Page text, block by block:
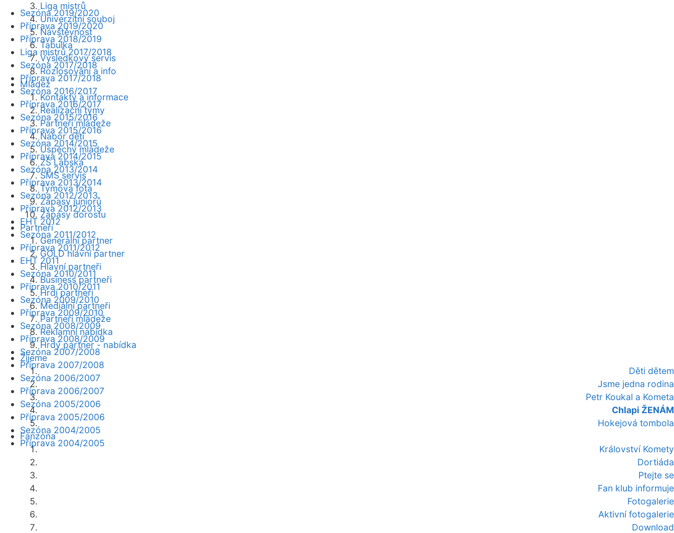
Liga mistrů
Univerzitní souboj
Návštěvnost
Tabulka
Výsledkový servis
Rozlosování a info
Mládež
Kontakty a informace
Realizační týmy
Partneři mládeže
Nábor dětí
Úspěchy mládeže
ZŠ Labská
SMS servis
Týmová fota
Zápasy juniorů
Zápasy dorostu
Partneři
Generální partner
GOLD hlavní partner
Hlavní partneři
Business partneři
Hrdí partneři
Mediální partneři
Partneři mládeže
Reklamní nabídka
Hrdý partner - nabídka
Žijeme
Děti dětem
Jsme jedna rodina
Petr Koukal a Kometa
Chlapi ŽENÁM
Hokejová tombola
Fanzóna
Království Komety
Dortiáda
Ptejte se
Fan klub informuje
Fotogalerie
Aktivní fotogalerie
Download
Sezóna 2019/2020
Příprava 2019/2020
Příprava 2018/2019
Liga mistrů 2017/2018
Sezóna 2017/2018
Příprava 2017/2018
Sezóna 2016/2017
Příprava 2016/2017
Sezóna 2015/2016
Příprava 2015/2016
Sezóna 2014/2015
Příprava 2014/2015
Sezóna 2013/2014
Příprava 2013/2014
Sezóna 2012/2013
Příprava 2012/2013
EHT 2012
Sezóna 2011/2012
Příprava 2011/2012
EHT 2011
Sezóna 2010/2011
Příprava 2010/2011
Sezóna 2009/2010
Příprava 2009/2010
Sezóna 2008/2009
Příprava 2008/2009
Sezóna 2007/2008
Příprava 2007/2008
Sezóna 2006/2007
Příprava 2006/2007
Sezóna 2005/2006
Příprava 2005/2006
Sezóna 2004/2005
Příprava 2004/2005